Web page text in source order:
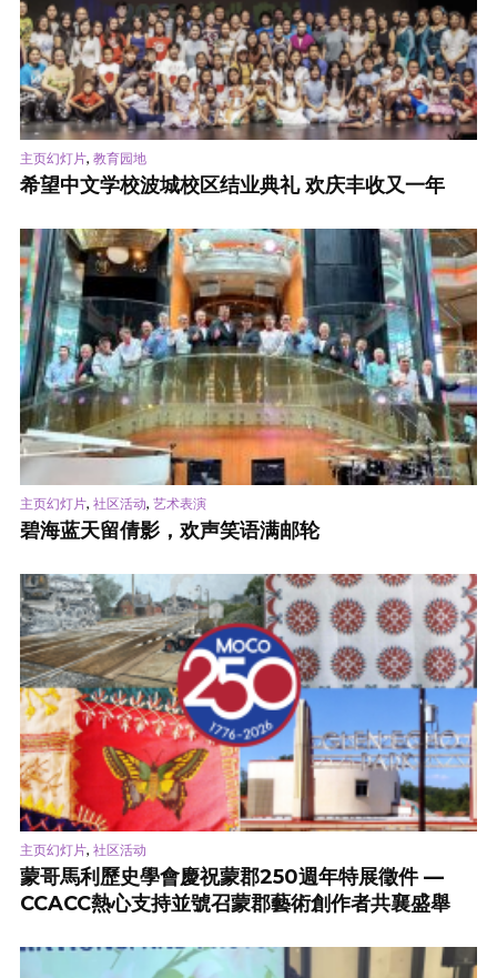
主页幻灯片, 教育园地
希望中文学校波城校区结业典礼 欢庆丰收又一年
主页幻灯片, 社区活动, 艺术表演
碧海蓝天留倩影，欢声笑语满邮轮
主页幻灯片, 社区活动
蒙哥馬利歷史學會慶祝蒙郡250週年特展徵件 —
CCACC熱心支持並號召蒙郡藝術創作者共襄盛舉